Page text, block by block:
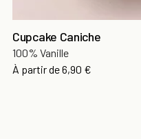
Cupcake Caniche
100% Vanille
À partir de6,90 €